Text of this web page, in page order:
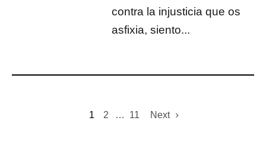
contra la injusticia que os
asfixia, siento...
1 2 … 11 Next